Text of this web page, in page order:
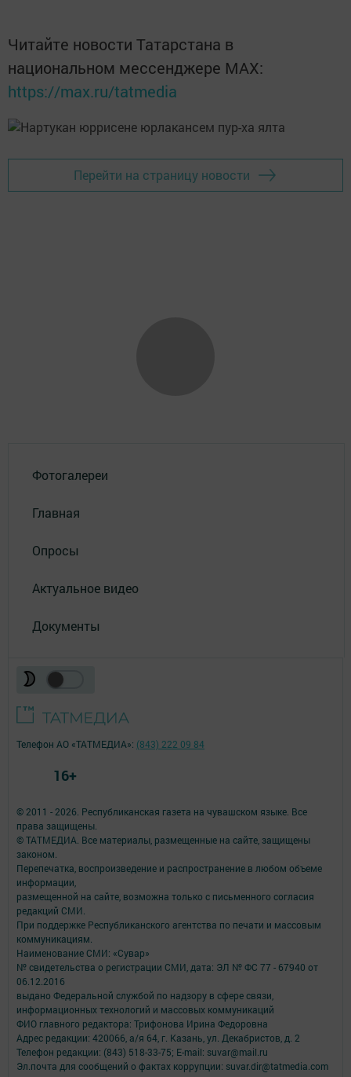
Читайте новости Татарстана в
национальном мессенджере MАХ:
https://max.ru/tatmedia
Перейти на страницу новости
Фотогалереи
Главная
Опросы
Актуальное видео
Документы
© 2011 - 2026. Республиканская газета на чувашском языке. Все
права защищены.
© ТАТМЕДИА. Все материалы, размещенные на сайте, защищены
законом.
Перепечатка, воспроизведение и распространение в любом объеме
информации,
размещенной на сайте, возможна только с письменного согласия
редакций СМИ.
При поддержке Республиканского агентства по печати и массовым
коммуникациям.
Наименование СМИ: «Сувар»
№ свидетельства о регистрации СМИ, дата: ЭЛ № ФС 77 - 67940 от
06.12.2016
выдано Федеральной службой по надзору в сфере связи,
информационных технологий и массовых коммуникаций
ФИО главного редактора: Трифонова Ирина Федоровна
Адрес редакции: 420066, а/я 64, г. Казань, ул. Декабристов, д. 2
Телефон редакции: (843) 518-33-75; E-mail: suvar@mail.ru
Эл.почта для сообщений о фактах коррупции: suvar.dir@tatmedia.com
Телефон АО «ТАТМЕДИА»: (843) 222 09 84
16+